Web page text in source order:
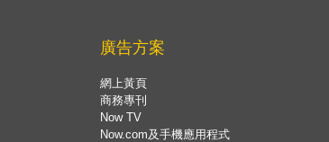
廣告方案
網上黃頁
商務專刊
Now TV
Now.com及手機應用程式